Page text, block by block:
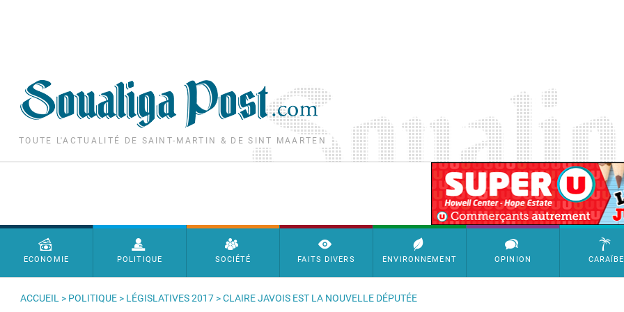
TOUTE L'ACTUALITÉ DE SAINT-MARTIN & DE SINT MAARTEN
SimpleAds Block Bannière
Menu principal
ECONOMIE POLITIQUE SOCIÉTÉ FAITS DIVERS ENVIRONNEMENT OPINION CARAÏBE
ACCUEIL > POLITIQUE > LÉGISLATIVES 2017 > CLAIRE JAVOIS EST LA NOUVELLE DÉPUTÉE